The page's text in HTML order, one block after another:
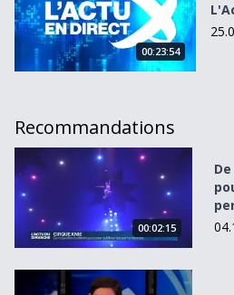
00:23:54
Recommandations
De nouvelles technologies
00:02:15
L&#039;Actu du 23.12.16 - 18h00